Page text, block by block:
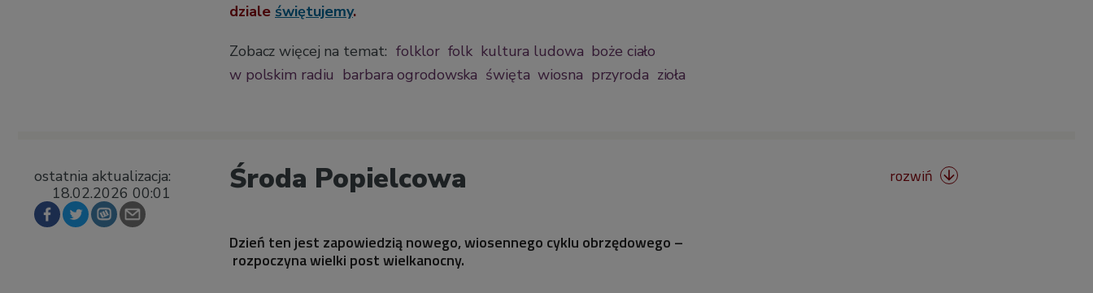
dziale świętujemy.
Zobacz więcej na temat: folklor folk kultura ludowa boże ciało
w polskim radiu barbara ogrodowska święta wiosna przyroda zioła
Środa Popielcowa
ostatnia aktualizacja:
18.02.2026 00:01
Dzień ten jest zapowiedzią nowego, wiosennego cyklu obrzędowego –
rozpoczyna wielki post wielkanocny.
rozwiń 